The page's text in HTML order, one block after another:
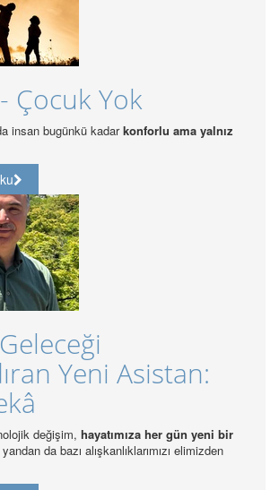
Kalite
Zorunlu
Kalite Akreditasyonu Zorunlu
Sorunlarının
Kapsamında